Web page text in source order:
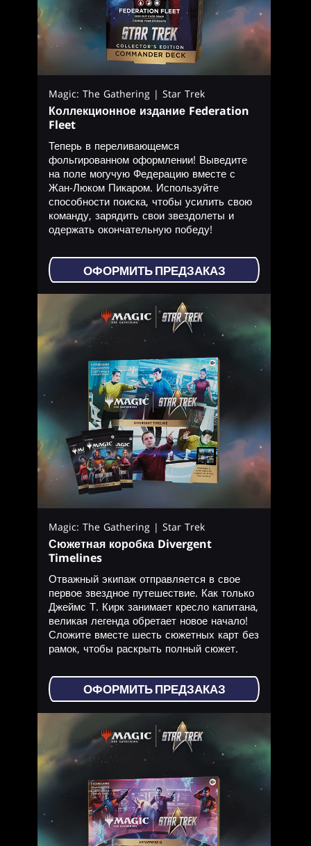
Magic: The Gathering | Star Trek
Коллекционное издание Federation
Fleet
Теперь в переливающемся
фольгированном оформлении! Выведите
на поле могучую Федерацию вместе с
Жан-Люком Пикаром. Используйте
способности поиска, чтобы усилить свою
команду, зарядить свои звездолеты и
одержать окончательную победу!
ОФОРМИТЬ ПРЕДЗАКАЗ
Magic: The Gathering | Star Trek
Сюжетная коробка Divergent
Timelines
Отважный экипаж отправляется в свое
первое звездное путешествие. Как только
Джеймс Т. Кирк занимает кресло капитана,
великая легенда обретает новое начало!
Сложите вместе шесть сюжетных карт без
рамок, чтобы раскрыть полный сюжет.
ОФОРМИТЬ ПРЕДЗАКАЗ